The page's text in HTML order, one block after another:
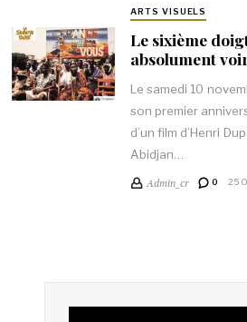
ARTS VISUELS
Le sixième
absolument
Le samedi 10
son premier
d’un film d’Henri
Abidjan…
Admin_cr 0 25